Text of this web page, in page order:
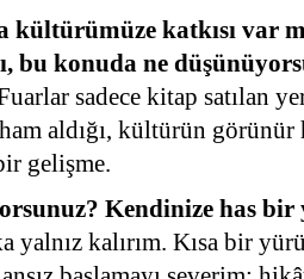
kültürümüze katkısı var
bu konuda ne
sadece kitap satılan
aldığı, kültürün
gelişme.
Kendinize has
yalnız kalırım. Kısa bir